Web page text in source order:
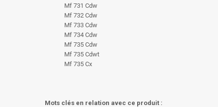
Mf 731 Cdw
Mf 732 Cdw
Mf 733 Cdw
Mf 734 Cdw
Mf 735 Cdw
Mf 735 Cdwt
Mf 735 Cx
Mots clés en relation avec ce produit :